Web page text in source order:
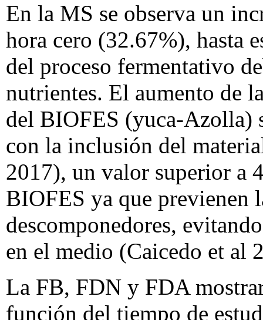
En la MS se observa un
hora cero (32.67%), hasta
del proceso fermentativo
nutrientes. El aumento de
del BIOFES (yuca-Azolla)
con la inclusión del
2017), un valor superior a
BIOFES ya que
descomponedores,
en el medio (Caicedo et al
La FB, FDN y FDA
función del tiempo de